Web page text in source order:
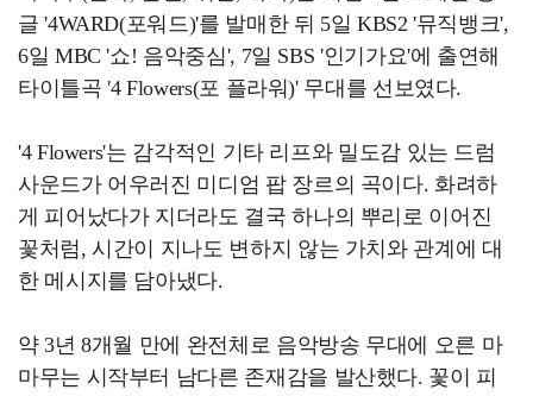
글 '4WARD(포워드)'를 발매한 뒤 5일 KBS2 '뮤직뱅크',
6일 MBC '쇼! 음악중심', 7일 SBS '인기가요'에 출연해
타이틀곡 '4 Flowers(포 플라워)' 무대를 선보였다.
'4 Flowers'는 감각적인 기타 리프와 밀도감 있는 드럼
사운드가 어우러진 미디엄 팝 장르의 곡이다. 화려하
게 피어났다가 지더라도 결국 하나의 뿌리로 이어진
꽃처럼, 시간이 지나도 변하지 않는 가치와 관계에 대
한 메시지를 담아냈다.
약 3년 8개월 만에 완전체로 음악방송 무대에 오른 마
마무는 시작부터 남다른 존재감을 발산했다. 꽃이 피